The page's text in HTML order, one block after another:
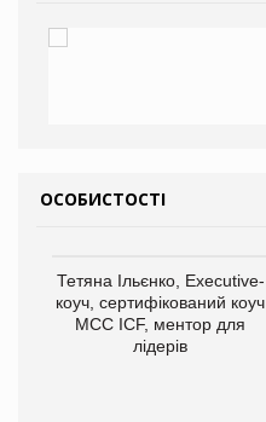
ОСОБИСТОСТІ
Тетяна Ільєнко, Executive-
коуч, сертифікований коуч
МСС ICF, ментор для
лідерів